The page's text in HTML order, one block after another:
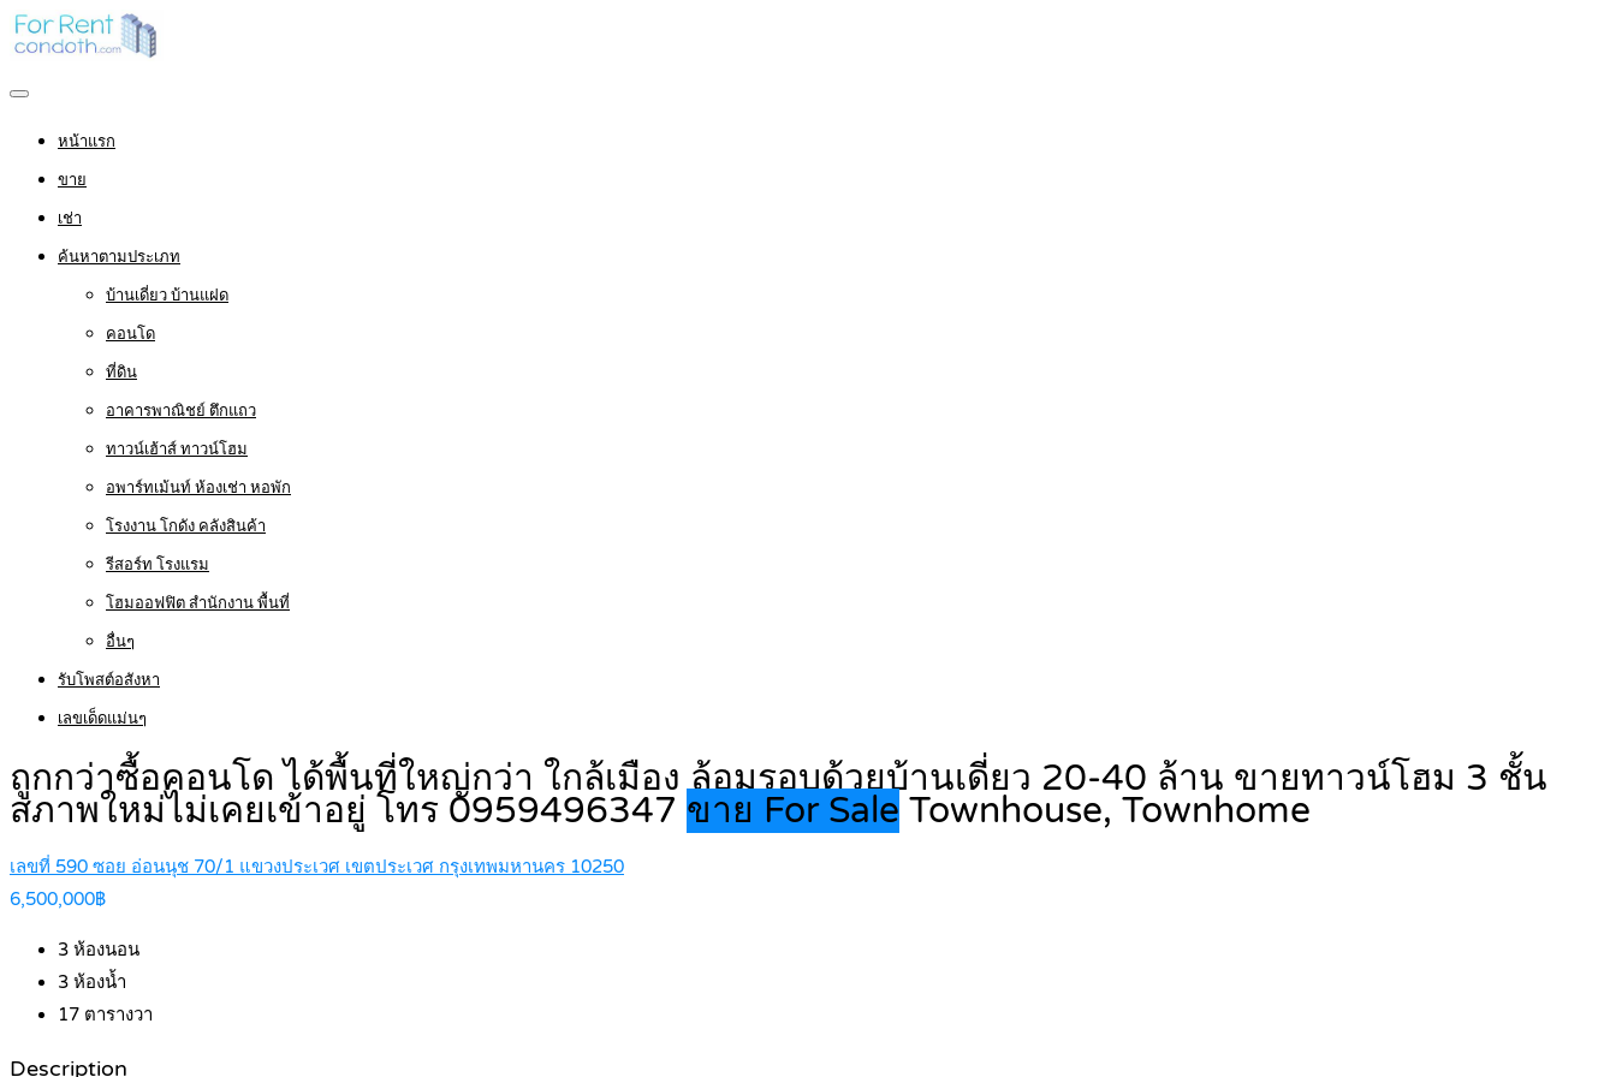
หน้าแรก
ขาย
เช่า
ค้นหาตามประเภท
บ้านเดี่ยว บ้านแฝด
คอนโด
ที่ดิน
อาคารพาณิชย์ ตึกแถว
ทาวน์เฮ้าส์ ทาวน์โฮม
อพาร์ทเม้นท์ ห้องเช่า หอพัก
โรงงาน โกดัง คลังสินค้า
รีสอร์ท โรงแรม
โฮมออฟฟิต สำนักงาน พื้นที่
อื่นๆ
รับโพสต์อสังหา
เลขเด็ดแม่นๆ
ถูกกว่าซื้อคอนโด ได้พื้นที่ใหญ่กว่า ใกล้เมือง ล้อมรอบด้วยบ้านเดี่ยว 20-40 ล้าน ขายทาวน์โฮม 3 ชั้น
สภาพใหม่ไม่เคยเข้าอยู่ โทร 0959496347 ขาย For Sale Townhouse, Townhome
เลขที่ 590 ซอย อ่อนนุช 70/1 แขวงประเวศ เขตประเวศ กรุงเทพมหานคร 10250
6,500,000฿
3 ห้องนอน
3 ห้องน้ำ
17 ตารางวา
Description